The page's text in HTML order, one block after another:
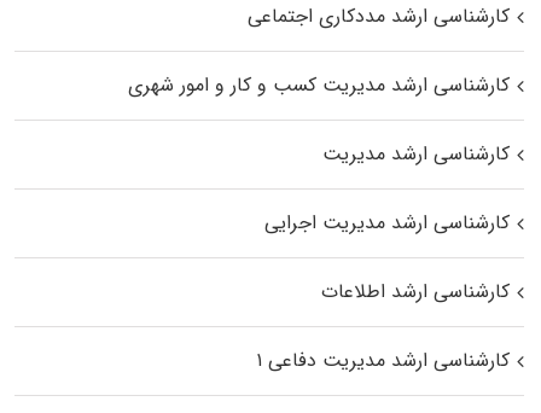
کارشناسی ارشد مددکاری اجتماعی
کارشناسی ارشد مدیریت کسب و کار و امور شهری
کارشناسی ارشد مدیریت
کارشناسی ارشد مدیریت اجرایی
کارشناسی ارشد اطلاعات
کارشناسی ارشد مدیریت دفاعی ۱